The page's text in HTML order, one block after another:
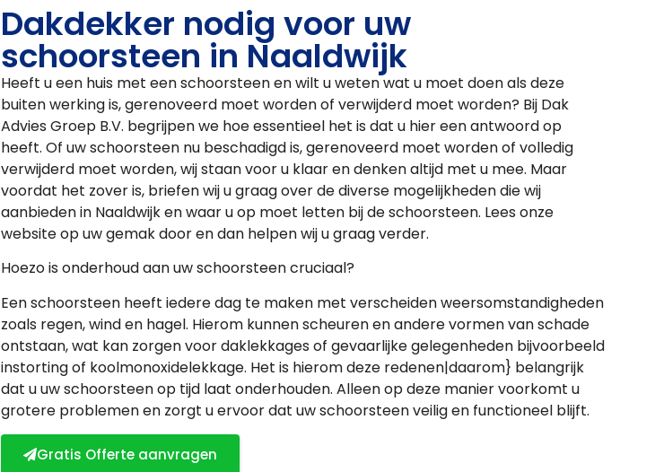
Dakdekker nodig voor uw
schoorsteen in Naaldwijk
Heeft u een huis met een schoorsteen en wilt u weten wat u moet doen als deze
buiten werking is, gerenoveerd moet worden of verwijderd moet worden? Bij Dak
Advies Groep B.V. begrijpen we hoe essentieel het is dat u hier een antwoord op
heeft. Of uw schoorsteen nu beschadigd is, gerenoveerd moet worden of volledig
verwijderd moet worden, wij staan voor u klaar en denken altijd met u mee. Maar
voordat het zover is, briefen wij u graag over de diverse mogelijkheden die wij
aanbieden in Naaldwijk en waar u op moet letten bij de schoorsteen. Lees onze
website op uw gemak door en dan helpen wij u graag verder.
Hoezo is onderhoud aan uw schoorsteen cruciaal?
Een schoorsteen heeft iedere dag te maken met verscheiden weersomstandigheden
zoals regen, wind en hagel. Hierom kunnen scheuren en andere vormen van schade
ontstaan, wat kan zorgen voor daklekkages of gevaarlijke gelegenheden bijvoorbeeld
instorting of koolmonoxidelekkage. Het is hierom deze redenen|daarom} belangrijk
dat u uw schoorsteen op tijd laat onderhouden. Alleen op deze manier voorkomt u
grotere problemen en zorgt u ervoor dat uw schoorsteen veilig en functioneel blijft.
Gratis Offerte aanvragen